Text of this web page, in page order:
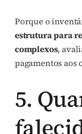
Porque o
estrutura para
complexos,
pagamentos aos
5.